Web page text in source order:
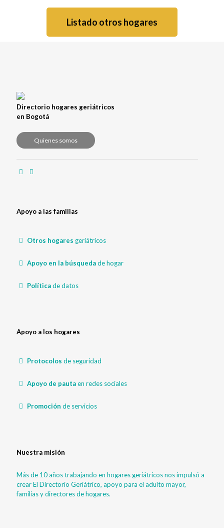
Listado otros hogares
Directorio hogares geriátricos
en Bogotá
Quienes somos
Apoyo a las familias
Otros hogares geriátricos
Apoyo en la búsquedade hogar
Políticade datos
Apoyo a los hogares
Protocolos de seguridad
Apoyo de pautaen redes sociales
Promoción de servicios
Nuestra misión
Más de 10 años trabajando en hogares geriátricos nos impulsó a
crear El Directorio Geriátrico, apoyo para el adulto mayor,
familias y directores de hogares.